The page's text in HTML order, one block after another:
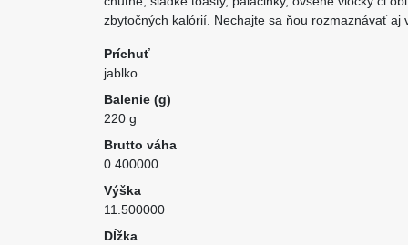
zbytočných kalórií. Nechajte sa ňou rozmaznávať aj
Príchuť
jablko
Balenie (g)
220 g
Brutto váha
0.400000
Výška
11.500000
Dĺžka